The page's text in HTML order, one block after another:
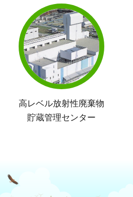
高レベル放射性廃棄物
貯蔵管理センター